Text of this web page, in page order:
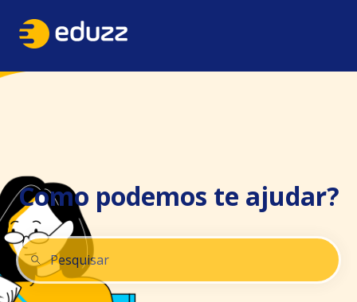
Como podemos te ajudar?
Não há sugestões porque o campo de pesquisa está